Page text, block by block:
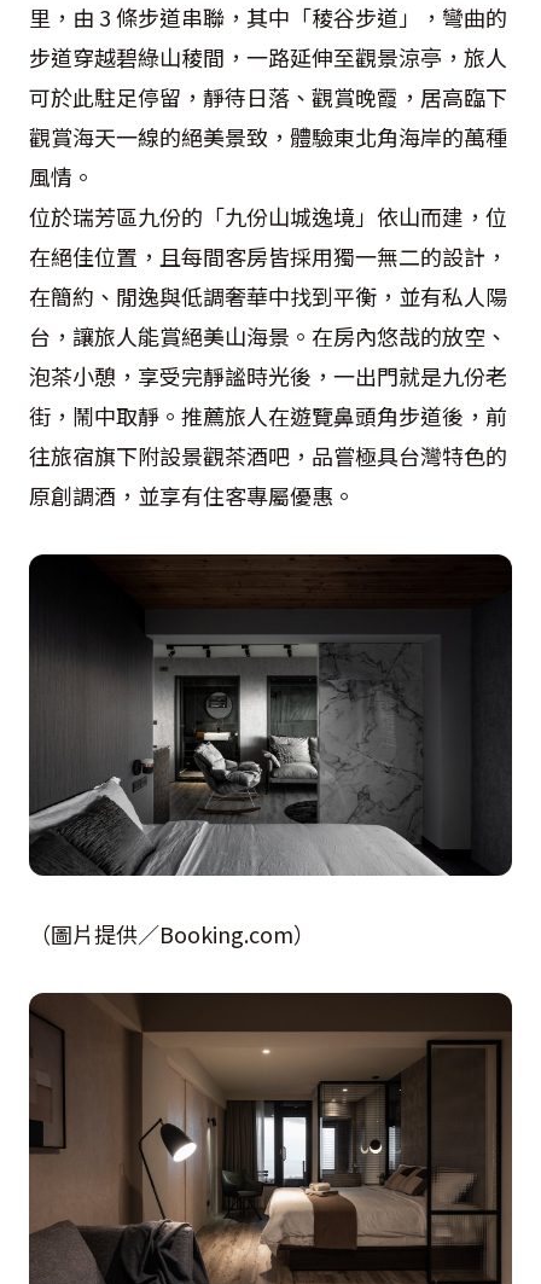
里，由 3 條步道串聯，其中「稜谷步道」，彎曲的
步道穿越碧綠山稜間，一路延伸至觀景涼亭，旅人
可於此駐足停留，靜待日落、觀賞晚霞，居高臨下
觀賞海天一線的絕美景致，體驗東北角海岸的萬種
風情。
位於瑞芳區九份的「九份山城逸境」依山而建，位
在絕佳位置，且每間客房皆採用獨一無二的設計，
在簡約、閒逸與低調奢華中找到平衡，並有私人陽
台，讓旅人能賞絕美山海景。在房內悠哉的放空、
泡茶小憩，享受完靜謐時光後，一出門就是九份老
街，鬧中取靜。推薦旅人在遊覽鼻頭角步道後，前
往旅宿旗下附設景觀茶酒吧，品嘗極具台灣特色的
原創調酒，並享有住客專屬優惠。
（圖片提供／Booking.com）